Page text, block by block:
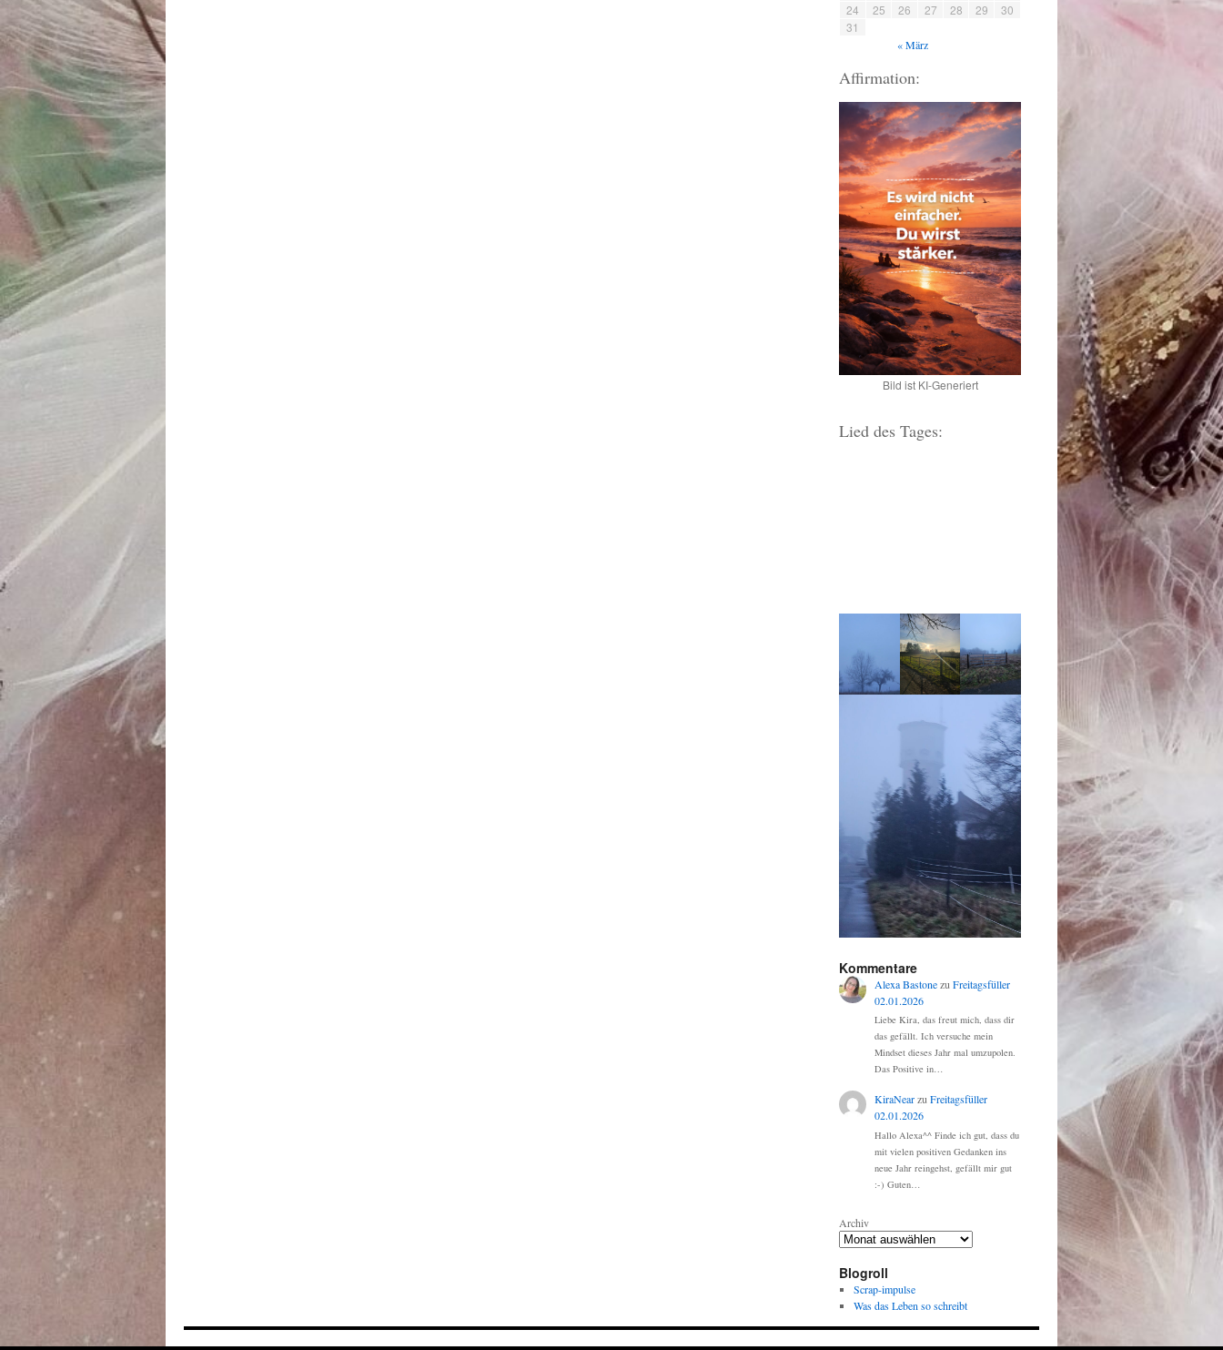
24
25 26 27 28 29
30
31
« März
Affirmation:
Bild ist KI-Generiert
Lied des Tages:
Kommentare
Alexa Bastonezu Freitagsfüller
02.01.2026
Liebe Kira, das freut mich, dass dir
das gefällt. Ich versuche mein
Mindset dieses Jahr mal umzupolen.
Das Positive in…
KiraNearzu Freitagsfüller
02.01.2026
Hallo Alexa^^ Finde ich gut, dass du
mit vielen positiven Gedanken ins
neue Jahr reingehst, gefällt mir gut
:-) Guten…
Archiv
Blogroll
Scrap-impulse
Was das Leben so schreibt